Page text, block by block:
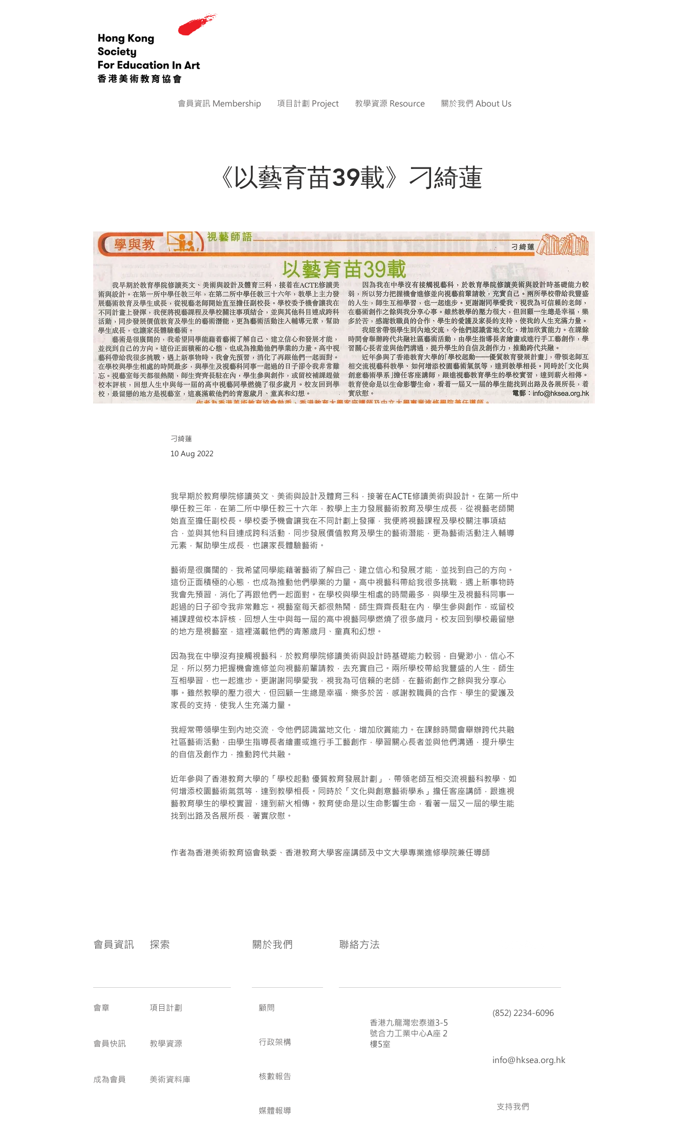
會員資訊 Membership 項目計劃 Project 教學資源 Resource 關於我們 About Us
《以藝育苗39載》刁綺蓮
刁綺蓮
10 Aug 2022
我早期於教育學院修讀英文、美術與設計及體育三科，接著在ACTE修讀美術與設計。在第一所中
學任教三年，在第二所中學任教三十六年，教學上主力發展藝術教育及學生成長，從視藝老師開
始直至擔任副校長。學校委予機會讓我在不同計劃上發揮，我便將視藝課程及學校關注事項結
合，並與其他科目連成跨科活動，同步發展價值教育及學生的藝術潛能，更為藝術活動注入輔導
元素，幫助學生成長，也讓家長體驗藝術。
藝術是很廣闊的，我希望同學能藉著藝術了解自己、建立信心和發展才能，並找到自己的方向。
這份正面積極的心態，也成為推動他們學業的力量。高中視藝科帶給我很多挑戰，遇上新事物時
我會先預習，消化了再跟他們一起面對。在學校與學生相處的時間最多，與學生及視藝科同事一
起過的日子卻令我非常難忘。視藝室每天都很熱鬧，師生齊齊長駐在內，學生參與創作，或留校
補課趕做校本評核，回想人生中與每一屆的高中視藝同學燃燒了很多歲月。校友回到學校最留戀
的地方是視藝室，這裡滿載他們的青蔥歲月、童真和幻想。
因為我在中學沒有接觸視藝科，於教育學院修讀美術與設計時基礎能力較弱，自覺渺小，信心不
足，所以努力把握機會進修並向視藝前輩請教，去充實自己。兩所學校帶給我豐盛的人生，師生
互相學習，也一起進步。更謝謝同學愛我，視我為可信賴的老師，在藝術創作之餘與我分享心
事。雖然教學的壓力很大，但回顧一生總是幸福，樂多於苦，感謝教職員的合作、學生的愛護及
家長的支持，使我人生充滿力量。
我經常帶領學生到內地交流，令他們認識當地文化，增加欣賞能力。在課餘時間會舉辦跨代共融
社區藝術活動，由學生指導長者繪畫或進行手工藝創作，學習關心長者並與他們溝通，提升學生
的自信及創作力，推動跨代共融。
近年參與了香港教育大學的「學校起動 優質教育發展計劃」，帶領老師互相交流視藝科教學、如
何增添校園藝術氣氛等，達到教學相長。同時於「文化與創意藝術學系」擔任客座講師，跟進視
藝教育學生的學校實習，達到薪火相傳。教育使命是以生命影響生命，看著一屆又一屆的學生能
找到出路及各展所長，著實欣慰。
作者為香港美術教育協會執委、香港教育大學客座講師及中文大學專業進修學院兼任導師
會員資訊 探索 關於我們 聯絡方法
會章
會員快訊
成為會員
項目計劃
教學資源
美術資料庫
顧問
行政架構
核數報告
媒體報導
香港九龍灣宏泰道3-5
號合力工業中心A座 2
樓5室
(852) 2234-6096
info@hksea.org.hk
支持我們